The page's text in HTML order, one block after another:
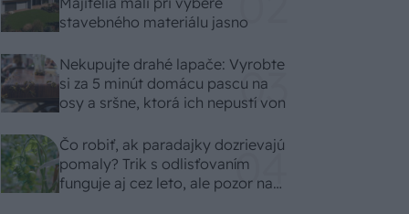
stavebného materiálu jasno
Nekupujte drahé lapače: Vyrobte
si za 5 minút domácu pascu na
osy a sršne, ktorá ich nepustí von
Čo robiť, ak paradajky dozrievajú
pomaly? Trik s odlisťovaním
funguje aj cez leto, ale pozor na